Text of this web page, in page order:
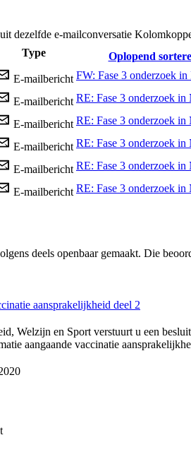
dezelfde e-mailconversatie
Type Oplopend
E-mailbericht FW: Fase 3 onderzoek
E-mailbericht RE: Fase 3 onderzoek
E-mailbericht RE: Fase 3 onderzoek
E-mailbericht RE: Fase 3 onderzoek
E-mailbericht RE: Fase 3 onderzoek
E-mailbericht RE: Fase 3 onderzoek
deels openbaar gemaakt. Die
aansprakelijkheid deel 2
Welzijn en Sport verstuurt u een
aangaande vaccinatie